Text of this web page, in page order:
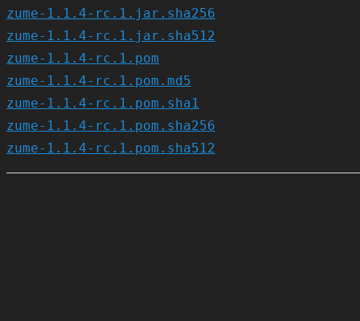
zume-1.1.4-rc.1.jar.sha256
zume-1.1.4-rc.1.jar.sha512
zume-1.1.4-rc.1.pom
zume-1.1.4-rc.1.pom.md5
zume-1.1.4-rc.1.pom.sha1
zume-1.1.4-rc.1.pom.sha256
zume-1.1.4-rc.1.pom.sha512